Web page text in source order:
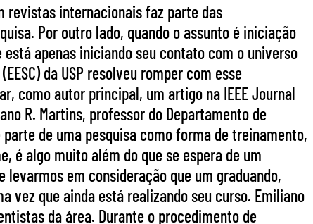
revistas internacionais faz parte das
Por outro lado, quando o assunto é iniciação
apenas iniciando seu contato com o universo
da USP resolveu romper com esse
como autor principal, um artigo na IEEE Journal
R. Martins, professor do Departamento de
de uma pesquisa como forma de treinamento,
é algo muito além do que se espera de um
em consideração que um graduando,
vez que ainda está realizando seu curso. Emiliano
da área. Durante o procedimento de